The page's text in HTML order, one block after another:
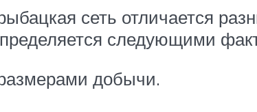
сеть отличается
следующими
добычи.